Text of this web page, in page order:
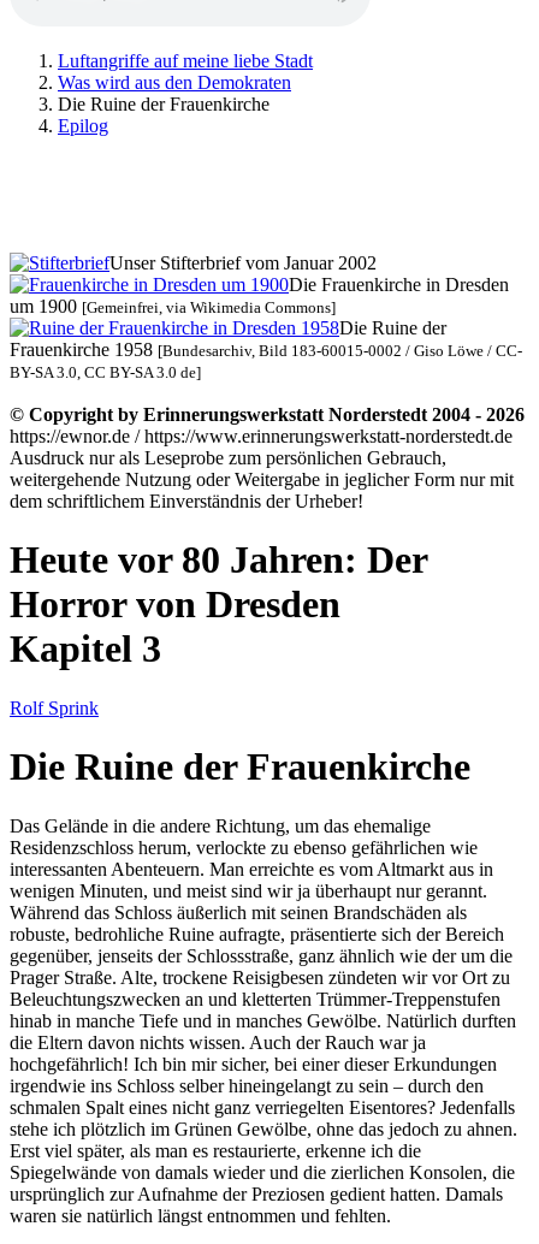
Luftangriffe auf meine liebe Stadt
Was wird aus den Demokraten
Die Ruine der Frauenkirche
Epilog
Unser Stifterbrief vom Januar 2002
Die Frauenkirche in Dresden
um 1900 [Gemeinfrei, via Wikimedia Commons]
Die Ruine der
Frauenkirche 1958 [Bundesarchiv, Bild 183-60015-0002 / Giso Löwe / CC-
BY-SA 3.0, CC BY-SA 3.0 de]
© Copyright by Erinnerungswerkstatt Norderstedt 2004 - 2026
https://ewnor.de / https://www.erinnerungswerkstatt-norderstedt.de
Ausdruck nur als Leseprobe zum persönlichen Gebrauch,
weitergehende Nutzung oder Weitergabe in jeglicher Form nur mit
dem schriftlichem Einverständnis der Urheber!
Heute vor 80 Jahren: Der
Horror von Dresden
Kapitel 3
Rolf Sprink
Die Ruine der Frauenkirche
Das Gelände in die andere Richtung, um das ehemalige
Residenzschloss herum, verlockte zu ebenso gefährlichen wie
interessanten Abenteuern. Man erreichte es vom Altmarkt aus in
wenigen Minuten, und meist sind wir ja überhaupt nur gerannt.
Während das Schloss äußerlich mit seinen Brandschäden als
robuste, bedrohliche Ruine aufragte, präsentierte sich der Bereich
gegenüber, jenseits der Schlossstraße, ganz ähnlich wie der um die
Prager Straße. Alte, trockene Reisigbesen zündeten wir vor Ort zu
Beleuchtungszwecken an und kletterten Trümmer-Treppenstufen
hinab in manche Tiefe und in manches Gewölbe. Natürlich durften
die Eltern davon nichts wissen. Auch der Rauch war ja
hochgefährlich! Ich bin mir sicher, bei einer dieser Erkundungen
irgendwie ins Schloss selber hineingelangt zu sein – durch den
schmalen Spalt eines nicht ganz verriegelten Eisentores? Jedenfalls
stehe ich plötzlich im Grünen Gewölbe, ohne das jedoch zu ahnen.
Erst viel später, als man es restaurierte, erkenne ich die
Spiegelwände von damals wieder und die zierlichen Konsolen, die
ursprünglich zur Aufnahme der Preziosen gedient hatten. Damals
waren sie natürlich längst entnommen und fehlten.